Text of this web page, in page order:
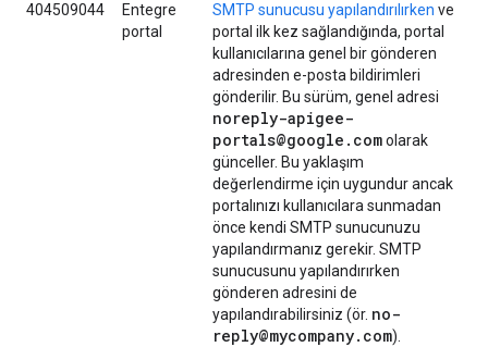
404509044
Entegre
portal
SMTP sunucusu yapılandırılırken ve
portal ilk kez sağlandığında, portal
kullanıcılarına genel bir gönderen
adresinden e-posta bildirimleri
gönderilir. Bu sürüm, genel adresi
noreply-apigee-
portals@google . comolarak
günceller. Bu yaklaşım
değerlendirme için uygundur ancak
portalınızı kullanıcılara sunmadan
önce kendi SMTP sunucunuzu
yapılandırmanız gerekir. SMTP
sunucusunu yapılandırırken
gönderen adresini de
yapılandırabilirsiniz (ör. no-
reply@mycompany. com).